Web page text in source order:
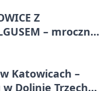
Z
– mroczne
Katowicach –
Dolinie Trzech